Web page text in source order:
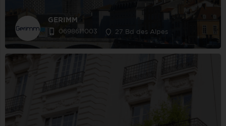
GERIMM
0698611003 27 Bd des Alpes